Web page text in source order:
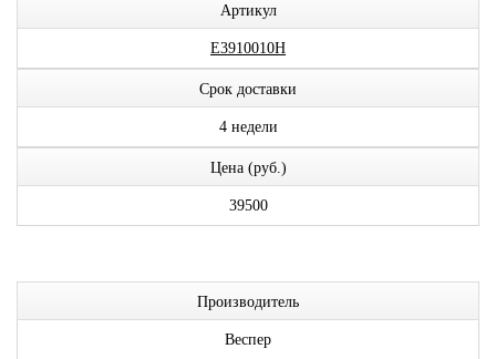
Артикул
E3910010H
Срок доставки
4 недели
Цена (руб.)
39500
Производитель
Веспер